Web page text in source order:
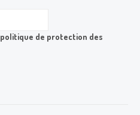
politique de protection des